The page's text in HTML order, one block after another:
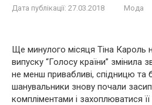
Дата публікації: 27.03.2018 Мода
Ще минулого місяця Тіна Кароль
випуску “Голосу країни” змінила
не менш привабливі, спідницю та
шанувальники знову почали
компліментами і захоплюватися її